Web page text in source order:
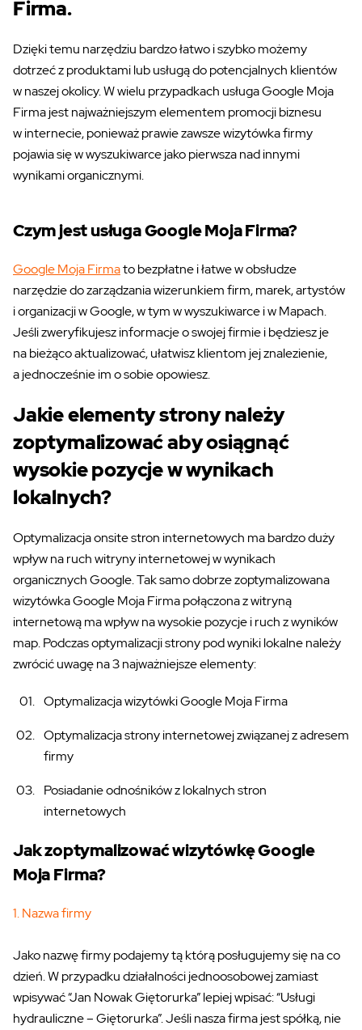
Firma.
Dzięki temu narzędziu bardzo łatwo i szybko możemy
dotrzeć z produktami lub usługą do potencjalnych klientów
w naszej okolicy. W wielu przypadkach usługa Google Moja
Firma jest najważniejszym elementem promocji biznesu
w internecie, ponieważ prawie zawsze wizytówka firmy
pojawia się w wyszukiwarce jako pierwsza nad innymi
wynikami organicznymi.
Czym jest usługa Google Moja Firma?
Google Moja Firmato bezpłatne i łatwe w obsłudze
narzędzie do zarządzania wizerunkiem firm, marek, artystów
i organizacji w Google, w tym w wyszukiwarce i w Mapach.
Jeśli zweryfikujesz informacje o swojej firmie i będziesz je
na bieżąco aktualizować, ułatwisz klientom jej znalezienie,
a jednocześnie im o sobie opowiesz.
Jakie elementy strony należy
zoptymalizować aby osiągnąć
wysokie pozycje w wynikach
lokalnych?
Optymalizacja onsite stron internetowych ma bardzo duży
wpływ na ruch witryny internetowej w wynikach
organicznych Google. Tak samo dobrze zoptymalizowana
wizytówka Google Moja Firma połączona z witryną
internetową ma wpływ na wysokie pozycje i ruch z wyników
map. Podczas optymalizacji strony pod wyniki lokalne należy
zwrócić uwagę na 3 najważniejsze elementy:
Optymalizacja wizytówki Google Moja Firma
Optymalizacja strony internetowej związanej z adresem
firmy
Posiadanie odnośników z lokalnych stron
internetowych
Jak zoptymalizować wizytówkę Google
Moja Firma?
1. Nazwa firmy
Jako nazwę firmy podajemy tą którą posługujemy się na co
dzień. W przypadku działalności jednoosobowej zamiast
wpisywać “Jan Nowak Giętorurka” lepiej wpisać: “Usługi
hydrauliczne – Giętorurka”. Jeśli nasza firma jest spółką, nie